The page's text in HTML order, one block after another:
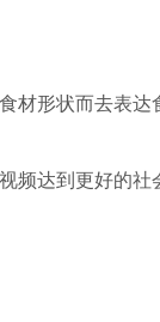
材形状而去表达
频达到更好的